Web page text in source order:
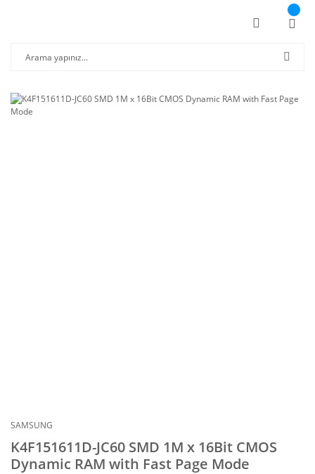
SAMSUNG
K4F151611D-JC60 SMD 1M x 16Bit CMOS
Dynamic RAM with Fast Page Mode